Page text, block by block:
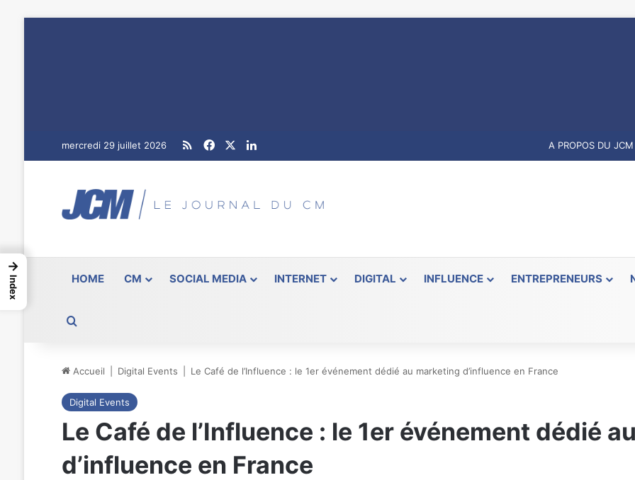
mercredi 29 juillet 2026 RSSFacebookLinkedin A PROPOS DU JCM
HOME CM SOCIAL MEDIA INTERNET DIGITAL INFLUENCE ENTREPRENEURS
Accueil Digital Events Le Café de l’Influence : le 1er événement dédié au marketing d’influence en France
Digital Events
Le Café de l’Influence : le 1er événement dédié
d’influence en France
→
Index